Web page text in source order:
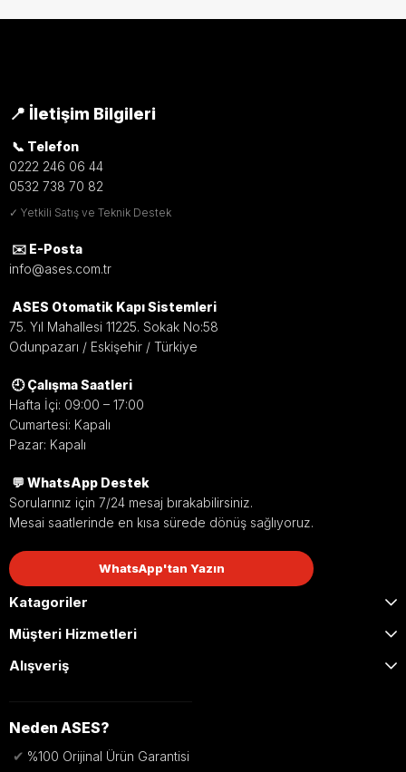
📍 İletişim Bilgileri
📞 Telefon
0222 246 06 44
0532 738 70 82
✓ Yetkili Satış ve Teknik Destek
✉️ E-Posta
info@ases.com.tr
ASES Otomatik Kapı Sistemleri
75. Yıl Mahallesi 11225. Sokak No:58
Odunpazarı / Eskişehir / Türkiye
🕘 Çalışma Saatleri
Hafta İçi: 09:00 – 17:00
Cumartesi: Kapalı
Pazar: Kapalı
💬 WhatsApp Destek
Sorularınız için 7/24 mesaj bırakabilirsiniz.
Mesai saatlerinde en kısa sürede dönüş sağlıyoruz.
WhatsApp'tan Yazın
Katagoriler
Müşteri Hizmetleri
Alışveriş
Neden ASES?
✔ %100 Orijinal Ürün Garantisi